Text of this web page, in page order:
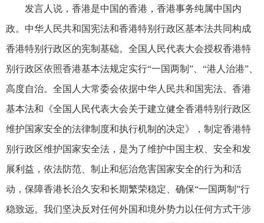
发言人说，香港是中国的香港，香港事务纯属中国内
政。中华人民共和国宪法和香港特别行政区基本法共同构成
香港特别行政区的宪制基础。全国人民代表大会授权香港特
别行政区依照香港基本法规定实行“一国两制”、“港人治港”、
高度自治。全国人大常委会依据中华人民共和国宪法、香港
基本法和《全国人民代表大会关于建立健全香港特别行政区
维护国家安全的法律制度和执行机制的决定》，制定香港特
别行政区维护国家安全法，是为了维护中国主权、安全和发
展利益，依法防范、制止和惩治危害国家安全的行为和活
动，保障香港长治久安和长期繁荣稳定、确保“一国两制”行
稳致远。我们坚决反对任何外国和境外势力以任何方式干涉